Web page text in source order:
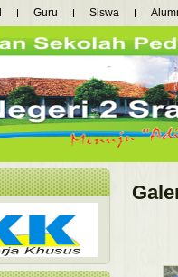
Guru Siswa